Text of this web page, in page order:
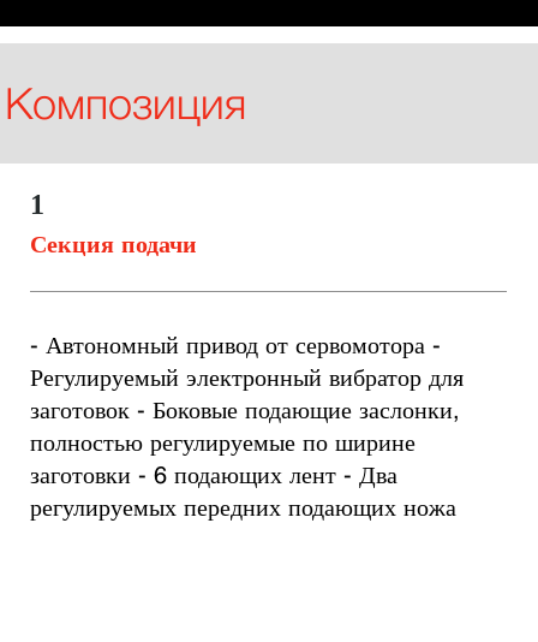
Композиция
1
Секция подачи
- Автономный привод от сервомотора -
Регулируемый электронный вибратор для
заготовок - Боковые подающие заслонки,
полностью регулируемые по ширине
заготовки - 6 подающих лент - Два
регулируемых передних подающих ножа